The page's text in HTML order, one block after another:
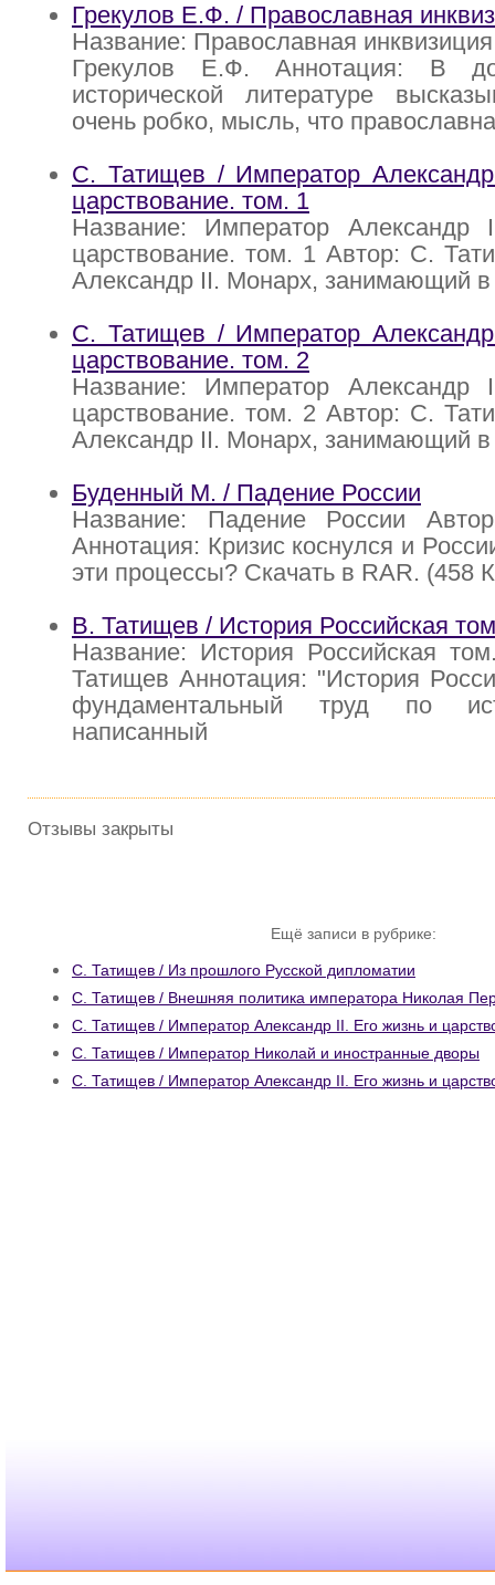
Грекулов Е.Ф. / Православная
Название: Православная
Грекулов Е.Ф. Аннотация: В
исторической литературе
очень робко, мысль, что
С. Татищев / Император
царствование. том. 1
Название: Император
царствование. том. 1 Автор: С.
Александр II. Монарх, занимающий в
С. Татищев / Император
царствование. том. 2
Название: Император
царствование. том. 2 Автор: С.
Александр II. Монарх, занимающий в
Буденный М. / Падение России
Название: Падение России
Аннотация: Кризис коснулся и
эти процессы? Скачать в RAR. (458
В. Татищев / История Российская
Название: История Российская
Татищев Аннотация: "История
фундаментальный труд по
написанный
Отзывы закрыты
Ещё записи в рубрике:
С. Татищев / Из прошлого Русской дипломатии
С. Татищев / Внешняя политика императора Николая
С. Татищев / Император Александр II. Его жизнь и
С. Татищев / Император Николай и иностранные дворы
С. Татищев / Император Александр II. Его жизнь и